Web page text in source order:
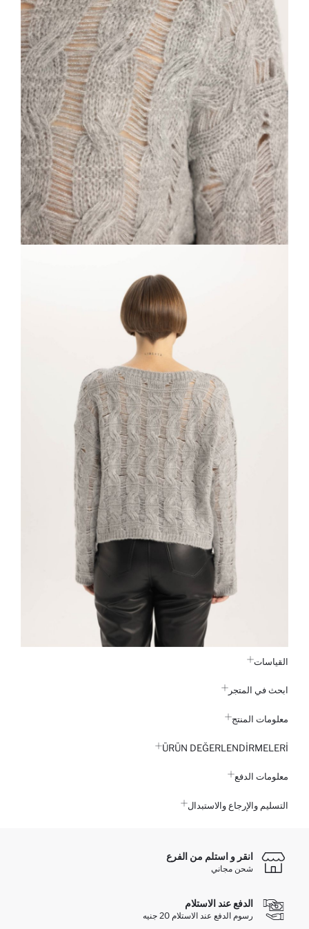
القياسات
ابحث في المتجر
معلومات المنتج
ÜRÜN DEĞERLENDİRMELERİ
معلومات الدفع
التسليم والإرجاع والاستبدال
انقر و استلم من الفرع
شحن مجاني
الدفع عند الاستلام
رسوم الدفع عند الاستلام 20 جنيه